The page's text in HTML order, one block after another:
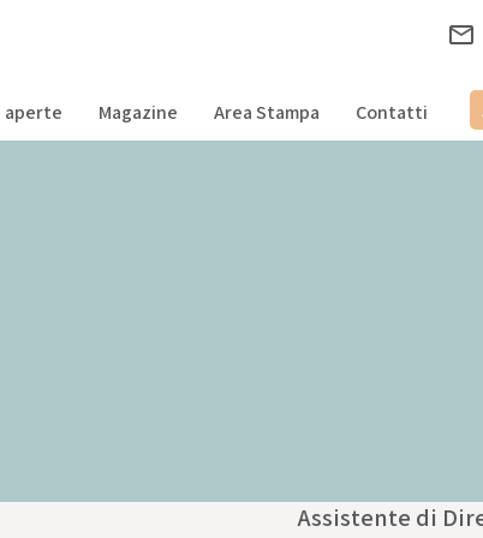
aperte Magazine Area Stampa Contatti
Assistente di